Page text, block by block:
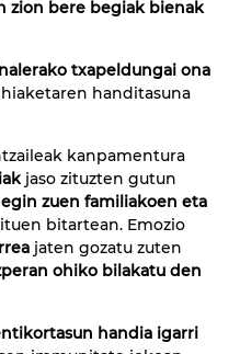
zion bere begiak bienak
txapeldungai ona
handitasuna
kanpamentura
jaso zituzten gutun
zuen familiakoen eta
bitartean. Emozio
jaten gozatu zuten
ohiko bilakatu den
handia igarri